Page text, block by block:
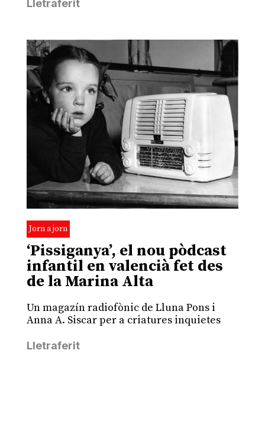
Lletraferit
Jorn a jorn
‘Pissiganya’, el nou pòdcast
infantil en valencià fet des
de la Marina Alta
Un magazín radiofònic de Lluna Pons i
Anna A. Siscar per a criatures inquietes
Lletraferit